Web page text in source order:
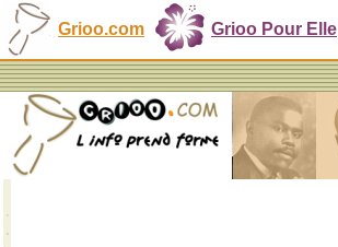
Grioo.com Grioo Pour Elle